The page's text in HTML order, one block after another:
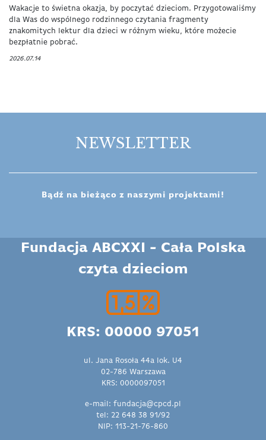
Wakacje to świetna okazja, by poczytać dzieciom. Przygotowaliśmy
dla Was do wspólnego rodzinnego czytania fragmenty
znakomitych lektur dla dzieci w różnym wieku, które możecie
bezpłatnie pobrać.
2026.07.14
NEWSLETTER
Bądź na bieżąco z naszymi projektami!
Fundacja ABCXXI - Cała Polska
czyta dzieciom
KRS: 00000 97051
ul. Jana Rosoła 44a lok. U4
02-786 Warszawa
KRS: 0000097051
e-mail: fundacja@cpcd.pl
tel: 22 648 38 91/92
NIP: 113-21-76-860